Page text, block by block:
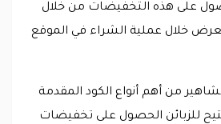
على هذه التخفيضات من خلال
خلال عملية الشراء في الموقع
من أهم أنواع الكود المقدمة
للزبائن الحصول على تخفيضات